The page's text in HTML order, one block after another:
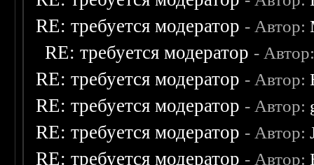
RE: требуется модератор - Автор:
RE: требуется модератор -
RE: требуется модератор - Автор:
RE: требуется модератор - Автор:
RE: требуется модератор - Автор:
RE: требуется модератор - Автор: